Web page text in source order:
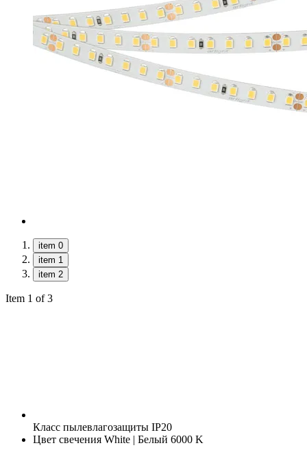
item 0
item 1
item 2
Item 1 of 3
Класс пылевлагозащиты IP20
Цвет свечения White | Белый 6000 K